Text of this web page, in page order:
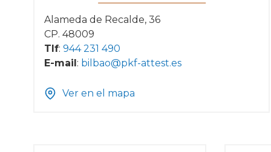
Alameda de Recalde, 36
CP. 48009
Tlf: 944 231 490
E-mail: bilbao@pkf-attest.es
Ver en el mapa